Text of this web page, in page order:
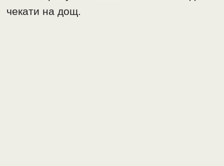
чекати на дощ.